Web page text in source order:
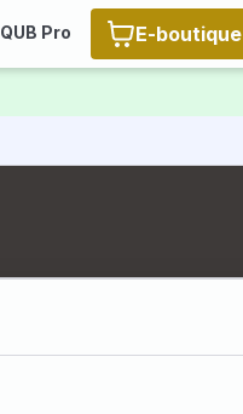
QUB Pro E-boutique